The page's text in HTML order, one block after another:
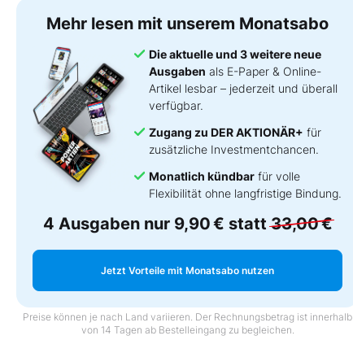
Mehr lesen mit unserem Monatsabo
Die aktuelle und 3 weitere neue
Ausgaben als E-Paper & Online-
Artikel lesbar – jederzeit und überall
verfügbar.
Zugang zu DER AKTIONÄR+ für
zusätzliche Investmentchancen.
Monatlich kündbar für volle
Flexibilität ohne langfristige Bindung.
4 Ausgaben nur 9,90 € statt33,00 €
Jetzt Vorteile mit Monatsabo nutzen
Preise können je nach Land variieren. Der Rechnungsbetrag ist innerhalb
von 14 Tagen ab Bestelleingang zu begleichen.